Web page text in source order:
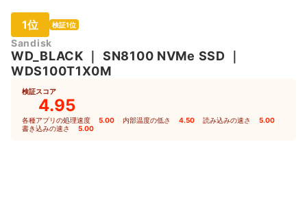
1位 検証1位
Sandisk
WD_BLACK ｜ SN8100 NVMe SSD ｜
WDS100T1X0M
検証スコア
4.95
各種アプリの処理速度 5.00 内部温度の低さ 4.50 読み込みの速さ 5.00
書き込みの速さ 5.00